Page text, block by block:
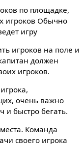
по площадке,
игроков Обычно
игру
игроков на поле и
должен
игроков.
очень важно
и быстро бегать.
Команда
своего игрока